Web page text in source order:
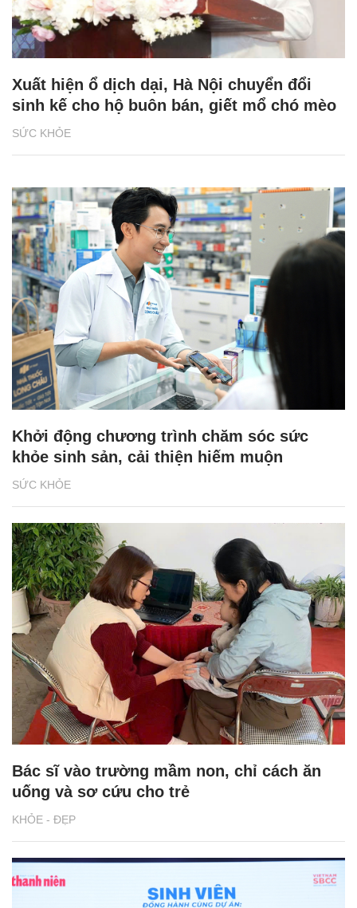
SỨC KHỎE
Xuất hiện ổ dịch dại, Hà Nội chuyển đổi
sinh kế cho hộ buôn bán, giết mổ chó mèo
SỨC KHỎE
Khởi động chương trình chăm sóc sức
khỏe sinh sản, cải thiện hiếm muộn
KHỎE - ĐẸP
Bác sĩ vào trường mầm non, chỉ cách ăn
uống và sơ cứu cho trẻ